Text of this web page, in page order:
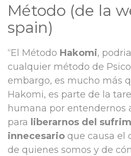
Método (de la
spain)
“El Método Hakomi,
cualquier método de
embargo, es mucho más
Hakomi, es parte de la
humana por entendernos
para liberarnos del
innecesario que causa el
de quienes somos y de